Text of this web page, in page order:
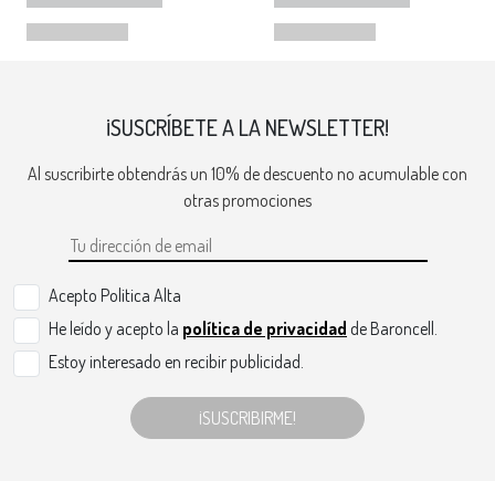
¡SUSCRÍBETE A LA NEWSLETTER!
Al suscribirte obtendrás un 10% de descuento no acumulable con
otras promociones
Acepto Politica Alta
He leído y acepto la política de privacidad de Baroncell.
Estoy interesado en recibir publicidad.
¡SUSCRIBIRME!